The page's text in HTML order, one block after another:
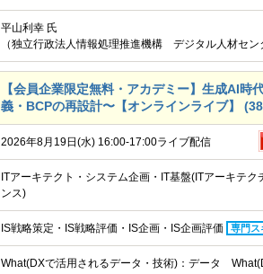
平山利幸 氏
（独立行政法人情報処理推進機構 デジタル人材セ
【会員企業限定無料・アカデミー】生成AI時
義・BCPの再設計〜【オンラインライブ】
2026年8月19日(水) 16:00-17:00ライブ配信
ITアーキテクト・システム企画・IT基盤(ITアーキテ
ンス)
IS戦略策定・IS戦略評価・IS企画・IS企画評価 専門ス
What(DXで活用されるデータ・技術)：データ